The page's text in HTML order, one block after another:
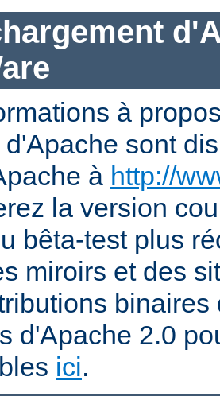
à
sont
à http://
la version
bêta-test plus
miroirs et des
binaires
d'Apache 2.0
ici.